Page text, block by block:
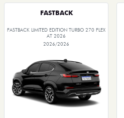
FASTBACK
FASTBACK LIMITED EDITION TURBO 270 FLEX
AT 2026
2026/2026